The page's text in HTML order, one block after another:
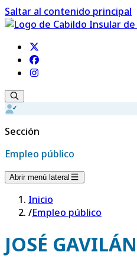
Saltar al contenido principal
Sección
Empleo público
Abrir menú lateral
Inicio
/Empleo público
JOSÉ